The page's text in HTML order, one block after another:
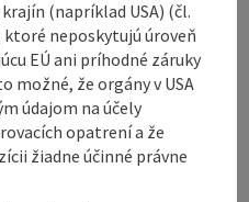
(napríklad USA) (čl.
ktoré neposkytujú úroveň
EÚ ani príhodné záruky
možné, že orgány v USA
údajom na účely
opatrení a že
žiadne účinné právne